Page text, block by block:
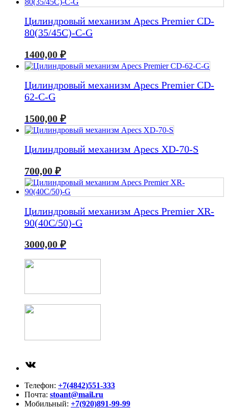
Цилиндровый механизм Apecs Premier CD-
80(35/45C)-C-G
1400,00 ₽
Цилиндровый механизм Apecs Premier CD-
62-C-G
1500,00 ₽
Цилиндровый механизм Apecs XD-70-S
700,00 ₽
Цилиндровый механизм Apecs Premier XR-
90(40C/50)-G
3000,00 ₽
Телефон: +7(4842)551-333
Почта: stoant@mail.ru
Мобильный: +7(920)891-99-99